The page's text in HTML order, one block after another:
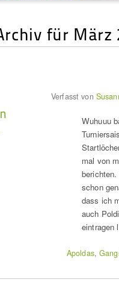
für März
Verfasst von
Wuhuuu
mal von
schon
dass ich
auch
eintragen
Apoldas,